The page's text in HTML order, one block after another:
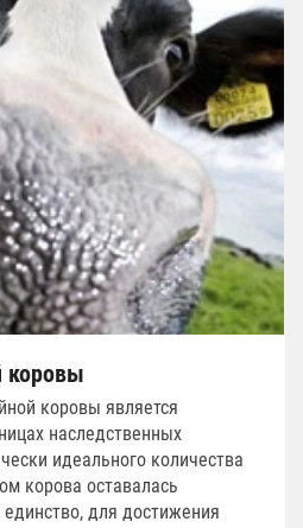
коровы
коровы является
наследственных
идеального количества
корова оставалась
для достижения